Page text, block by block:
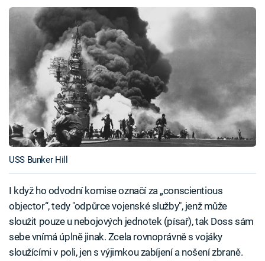
USS Bunker Hill
I když ho odvodní komise označí za „conscientious
objector“, tedy "odpůrce vojenské služby", jenž může
sloužit pouze u nebojových jednotek (písař), tak Doss sám
sebe vnímá úplně jinak. Zcela rovnoprávně s vojáky
sloužícími v poli, jen s výjimkou zabíjení a nošení zbraně.